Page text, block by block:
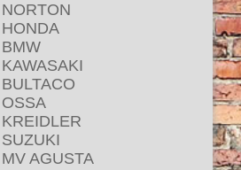
AGUSTA